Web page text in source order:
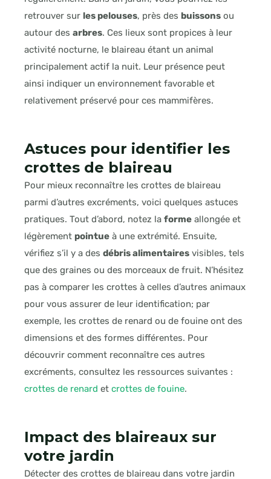
retrouver sur les pelouses, près des buissons ou
autour des arbres. Ces lieux sont propices à leur
activité nocturne, le blaireau étant un animal
principalement actif la nuit. Leur présence peut
ainsi indiquer un environnement favorable et
relativement préservé pour ces mammifères.
Astuces pour identifier les
crottes de blaireau
Pour mieux reconnaître les crottes de blaireau
parmi d’autres excréments, voici quelques astuces
pratiques. Tout d’abord, notez la forme allongée et
légèrement pointue à une extrémité. Ensuite,
vérifiez s’il y a des débris alimentaires visibles, tels
que des graines ou des morceaux de fruit. N’hésitez
pas à comparer les crottes à celles d’autres animaux
pour vous assurer de leur identification; par
exemple, les crottes de renard ou de fouine ont des
dimensions et des formes différentes. Pour
découvrir comment reconnaître ces autres
excréments, consultez les ressources suivantes :
crottes de renard et crottes de fouine.
Impact des blaireaux sur
votre jardin
Détecter des crottes de blaireau dans votre jardin